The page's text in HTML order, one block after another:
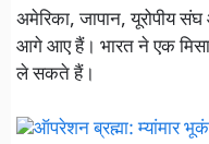
अमेरिका, जापान, यूरोपीय
आगे आए हैं। भारत ने एक
ले सकते हैं।